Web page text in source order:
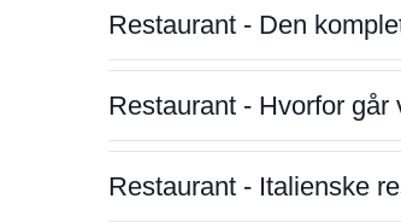
Restaurant - Den
Restaurant - Hvorfor
Restaurant - Italienske